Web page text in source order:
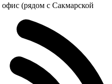
(рядом с Сакмарской